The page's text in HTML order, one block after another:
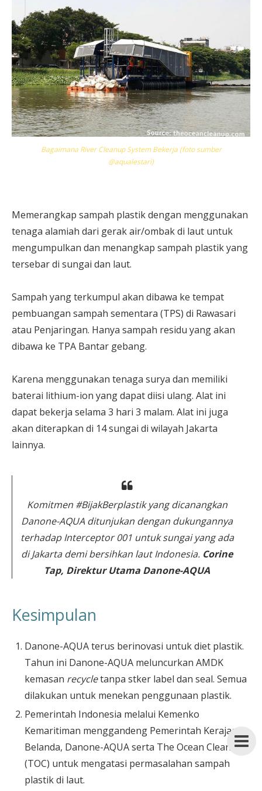
Bagaimana River Cleanup System Bekerja (foto sumber
@aqualestari)
Memerangkap sampah plastik dengan menggunakan
tenaga alamiah dari gerak air/ombak di laut untuk
mengumpulkan dan menangkap sampah plastik yang
tersebar di sungai dan laut.
Sampah yang terkumpul akan dibawa ke tempat
pembuangan sampah sementara (TPS) di Rawasari
atau Penjaringan. Hanya sampah residu yang akan
dibawa ke TPA Bantar gebang.
Karena menggunakan tenaga surya dan memiliki
baterai lithium-ion yang dapat diisi ulang. Alat ini
dapat bekerja selama 3 hari 3 malam. Alat ini juga
akan diterapkan di 14 sungai di wilayah Jakarta
lainnya.
Komitmen #BijakBerplastik yang dicanangkan
Danone-AQUA ditunjukan dengan dukungannya
terhadap Interceptor 001 untuk sungai yang ada
di Jakarta demi bersihkan laut Indonesia. Corine
Tap, Direktur Utama Danone-AQUA
Kesimpulan
Danone-AQUA terus berinovasi untuk diet plastik.
Tahun ini Danone-AQUA meluncurkan AMDK
kemasan recycletanpa stker label dan seal. Semua
dilakukan untuk menekan penggunaan plastik.
Pemerintah Indonesia melalui Kemenko
Kemaritiman menggandeng Pemerintah Kerajaan
Belanda, Danone-AQUA serta The Ocean Cleanup
(TOC) untuk mengatasi permasalahan sampah
plastik di laut.